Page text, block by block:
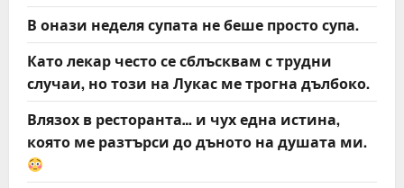
В онази неделя супата не беше просто супа.
Като лекар често се сблъсквам с трудни
случаи, но този на Лукас ме трогна дълбоко.
Влязох в ресторанта… и чух една истина,
която ме разтърси до дъното на душата ми.